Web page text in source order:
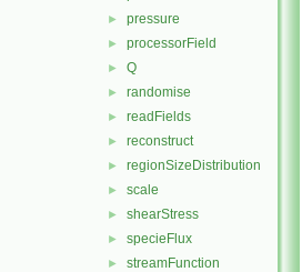
► pressure
► processorField
► Q
► randomise
► readFields
► reconstruct
► regionSizeDistribution
► scale
► shearStress
► specieFlux
► streamFunction